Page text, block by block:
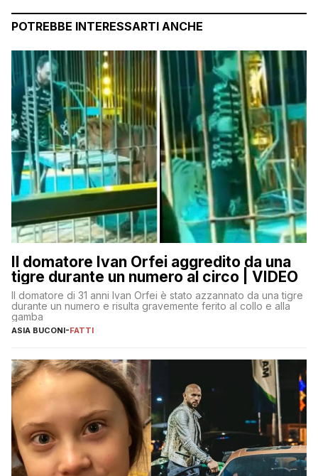
POTREBBE INTERESSARTI ANCHE
Il domatore Ivan Orfei aggredito da una
tigre durante un numero al circo | VIDEO
Il domatore di 31 anni Ivan Orfei è stato azzannato da una tigre
durante un numero e risulta gravemente ferito al collo e alla
gamba
ASIA BUCONI-FATTI